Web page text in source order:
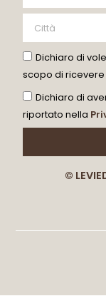
Dichiaro di
scopo di ricevere
Dichiaro di
riportato nella
©